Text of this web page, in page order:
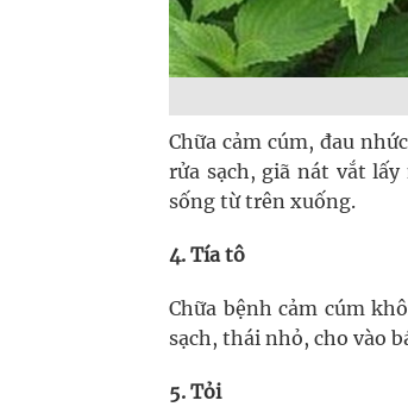
Chữa cảm cúm, đau
rửa sạch, giã nát vắt
sống từ trên xuống.
4. Tía tô
Chữa bệnh cảm cúm
sạch, thái nhỏ, cho vào
5. Tỏi